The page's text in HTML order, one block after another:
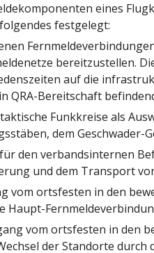
eines
festgelegt:
bereitzustellen.
auf die
QRA-Bereitschaft
Funkkreise als
dem
den verbandsinternen
und dem Transport
vom ortsfesten in den
vom ortsfesten in den
der Standorte durch